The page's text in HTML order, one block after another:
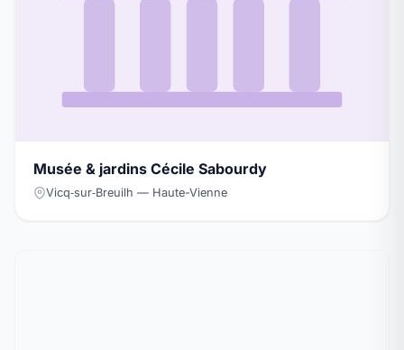
Musée & jardins Cécile Sabourdy
Vicq‑sur‑Breuilh — Haute-Vienne